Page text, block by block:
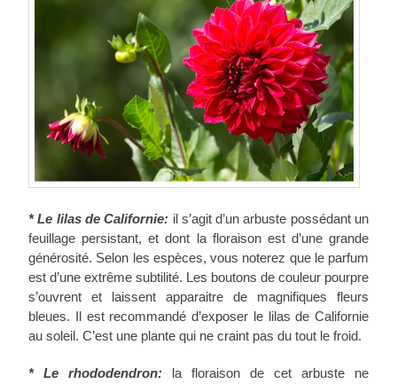
* Le lilas de Californie: il s’agit d’un arbuste possédant un
feuillage persistant, et dont la floraison est d’une grande
générosité. Selon les espèces, vous noterez que le parfum
est d’une extrême subtilité. Les boutons de couleur pourpre
s’ouvrent et laissent apparaitre de magnifiques fleurs
bleues. Il est recommandé d’exposer le lilas de Californie
au soleil. C’est une plante qui ne craint pas du tout le froid.
* Le rhododendron: la floraison de cet arbuste ne